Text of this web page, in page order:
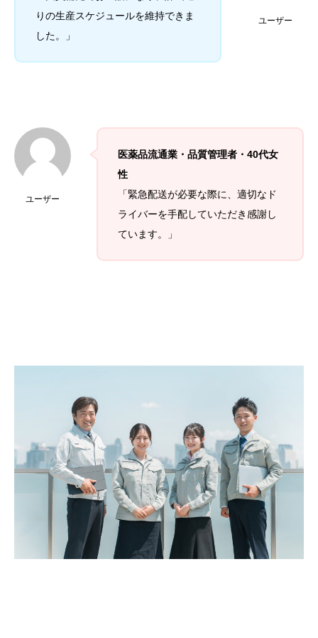
ユーザー
りの生産スケジュールを維持できま
した。」
ユーザー
医薬品流通業・品質管理者・40代女
性
「緊急配送が必要な際に、適切なド
ライバーを手配していただき感謝し
ています。」